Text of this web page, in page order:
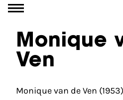
Ga naar
Monique
Ven
Monique van de Ven